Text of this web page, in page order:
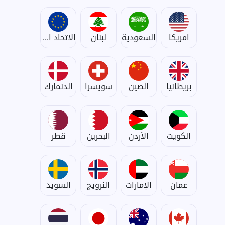
امريكا السعودية لبنان الاتحاد الأوروبي
بريطانيا الصين سويسرا الدنمارك
الكويت الأردن البحرين قطر
عمان الإمارات النرويج السويد